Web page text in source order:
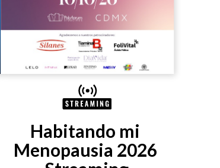
Habitando mi
Menopausia 2026